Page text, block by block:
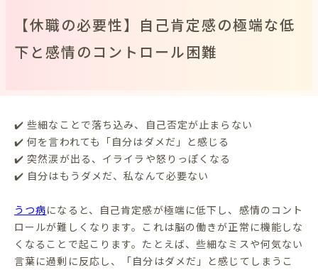
【休職の必要性】自己肯定感の極端な低
下と感情のコントロール困難
✔️ 些細なことで落ち込み、自己否定が止まらない
✔️ 何を言われても「自分はダメだ」と感じる
✔️ 突然涙が出る、イライラや怒りっぽくなる
✔️ 自分はもうダメだ、私なんて必要ない
うつ病になると、自己肯定感が極端に低下し、感情のコント
ロールが難しくなります。これは脳の働きが正常に機能しな
くなることで起こります。たとえば、些細なミスや何気ない
言葉に過剰に反応し、「自分はダメだ」と感じてしまうこ